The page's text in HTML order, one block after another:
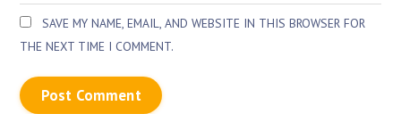
SAVE MY NAME, EMAIL, AND WEBSITE IN THIS BROWSER FOR
THE NEXT TIME I COMMENT.